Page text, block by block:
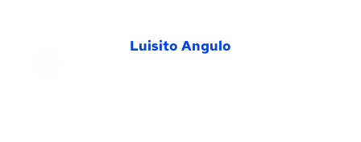
Luisito Angulo